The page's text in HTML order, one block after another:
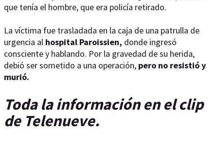
que tenía el hombre, que era policía retirado.
La víctima fue trasladada en la caja de una patrulla de
urgencia al hospital Paroissien, donde ingresó
consciente y hablando. Por la gravedad de su herida,
debió ser sometido a una operación, pero no resistió y
murió.
Toda la información en el clip
de Telenueve.